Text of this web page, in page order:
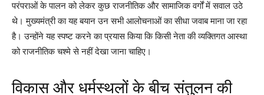
परंपराओं के पालन को लेकर कुछ राजनीतिक और सामाजिक वर्गों में सवाल उठे
थे। मुख्यमंत्री का यह बयान उन सभी आलोचनाओं का सीधा जवाब माना जा रहा
है। उन्होंने यह स्पष्ट करने का प्रयास किया कि किसी नेता की व्यक्तिगत आस्था
को राजनीतिक चश्मे से नहीं देखा जाना चाहिए।
विकास और धर्मस्थलों के बीच संतुलन की